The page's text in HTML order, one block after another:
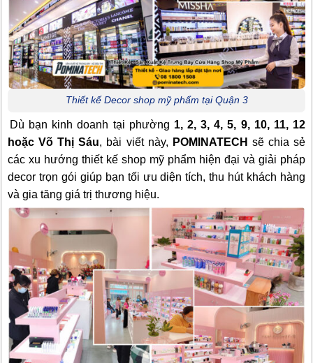
Thiết kế Decor shop mỹ phẩm tại Quận 3
Dù bạn kinh doanh tại phường 1, 2, 3, 4, 5, 9, 10, 11, 12
hoặc Võ Thị Sáu, bài viết này, POMINATECH sẽ chia sẻ
các xu hướng thiết kế shop mỹ phẩm hiện đại và giải pháp
decor trọn gói giúp bạn tối ưu diện tích, thu hút khách hàng
và gia tăng giá trị thương hiệu.